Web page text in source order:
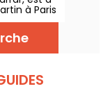
à Paris